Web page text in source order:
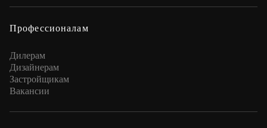
Профессионалам
Дилерам
Дизайнерам
Застройщикам
Вакансии